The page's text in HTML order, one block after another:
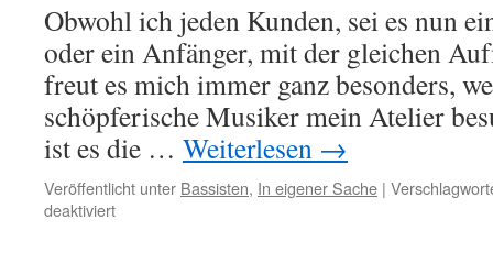
2022
Obwohl ich jeden Kunden, sei es nun
oder ein Anfänger, mit der gleichen
freut es mich immer ganz besonders,
schöpferische Musiker mein Atelier
ist es die … Weiterlesen →
Veröffentlicht unter Bassisten, In eigener Sache |
deaktiviertfür